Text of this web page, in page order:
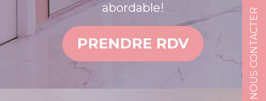
NOUS CONTACTER
abordable!
PRENDRE RDV